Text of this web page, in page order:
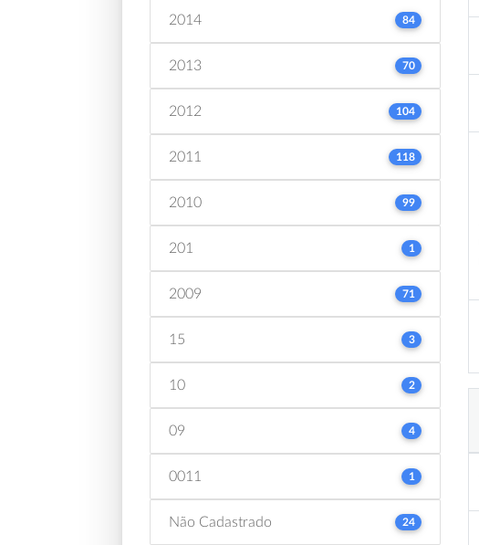
2014 84
2013 70
2012 104
2011 118
2010 99
201 1
2009 71
15 3
10 2
09 4
0011 1
Não Cadastrado 24